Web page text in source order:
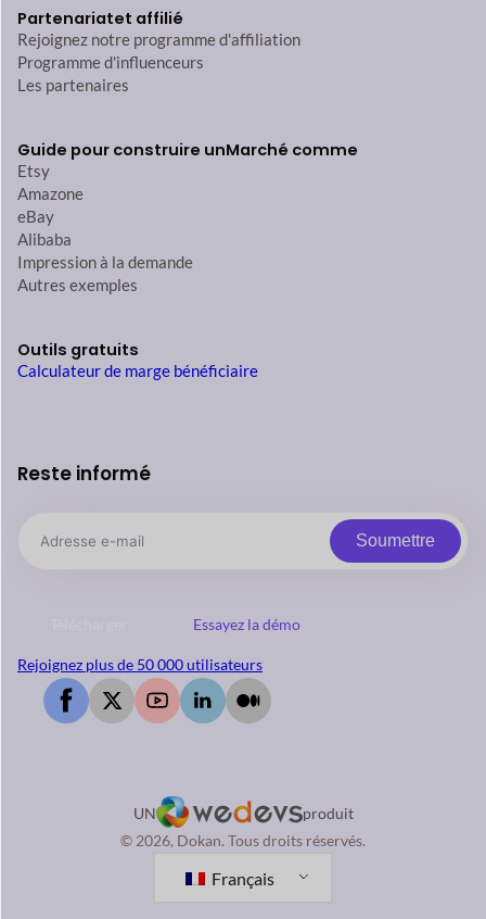
Partenariatet affilié
Rejoignez notre programme d'affiliation
Programme d'influenceurs
Les partenaires
Guide pour construire unMarché comme
Etsy
Amazone
eBay
Alibaba
Impression à la demande
Autres exemples
Outils gratuits
Calculateur de marge bénéficiaire
Reste informé
Soumettre
Essayez la démo
Rejoignez plus de 50 000 utilisateurs
UN
produit
© 2026, Dokan. Tous droits réservés.
Français